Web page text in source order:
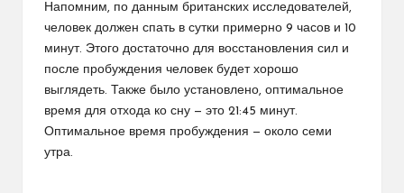
Напомним, по данным британских исследователей,
человек должен спать в сутки примерно 9 часов и 10
минут. Этого достаточно для восстановления сил и
после пробуждения человек будет хорошо
выглядеть. Также было установлено, оптимальное
время для отхода ко сну — это 21:45 минут.
Оптимальное время пробуждения — около семи
утра.